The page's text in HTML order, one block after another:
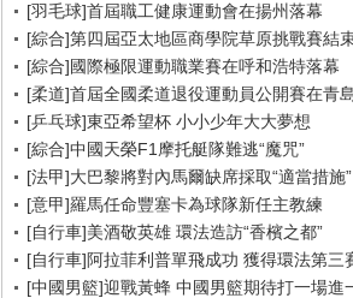
[羽毛球]首屆職工健康運動會在揚州落幕
[綜合]第四屆亞太地區商學院草原挑戰賽結
[綜合]國際極限運動職業賽在呼和浩特落幕
[柔道]首屆全國柔道退役運動員公開賽在青
[乒乓球]東亞希望杯 小小少年大大夢想
[綜合]中國天榮F1摩托艇隊難逃“魔咒”
[法甲]大巴黎將對內馬爾缺席採取“適當措施”
[意甲]羅馬任命豐塞卡為球隊新任主教練
[自行車]美酒敬英雄 環法造訪“香檳之都”
[自行車]阿拉菲利普單飛成功 獲得環法第三
[中國男籃]迎戰黃蜂 中國男籃期待打一場進